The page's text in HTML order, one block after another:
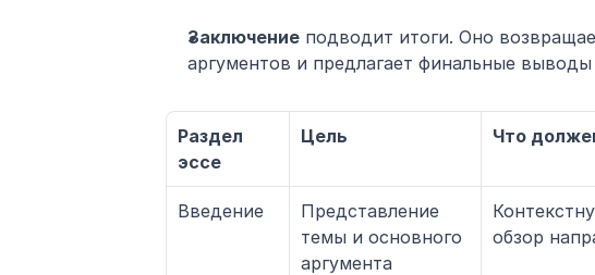
Заключение подводит итоги. Оно
аргументов и предлагает финальные
Раздел
эссе
Цель Что
Введение
Представление
темы и основного
аргумента
обзор